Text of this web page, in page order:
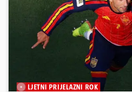
LJETNI PRIJELAZNI ROK